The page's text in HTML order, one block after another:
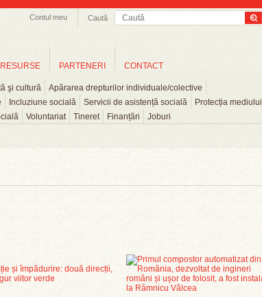
Caută
Contul meu
şi cultură
Apărarea drepturilor individuale/colective
Incluziune socială Servicii de asistență socială
Protecția mediului
Voluntariat Tineret Finanțări Joburi
RESURSE PARTENERI CONTACT